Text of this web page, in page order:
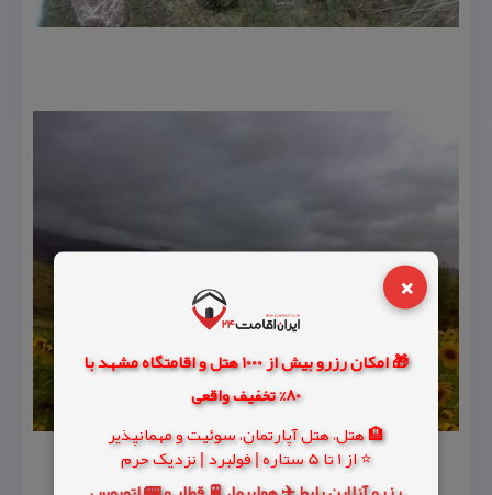
×
🎁 امکان رزرو بیش از 1000 هتل و اقامتگاه مشهد با
80% تخفیف واقعی
🏨 هتل، هتل آپارتمان، سوئیت و مهمانپذیر
⭐ از 1 تا 5 ستاره | فولبرد | نزدیک حرم